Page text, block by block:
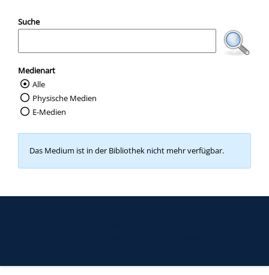
Suche
Medienart
Wählen Sie die Medienart nach der Sie
Alle
Physische Medien
E-Medien
Das Medium ist in der Bibliothek nicht mehr verfügbar.